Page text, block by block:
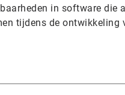
in software die
tijdens de ontwikkeling